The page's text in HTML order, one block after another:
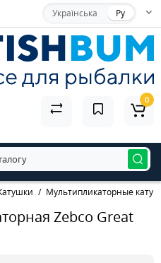
Українська Ру
0
Мультипликаторные
Zebco Great